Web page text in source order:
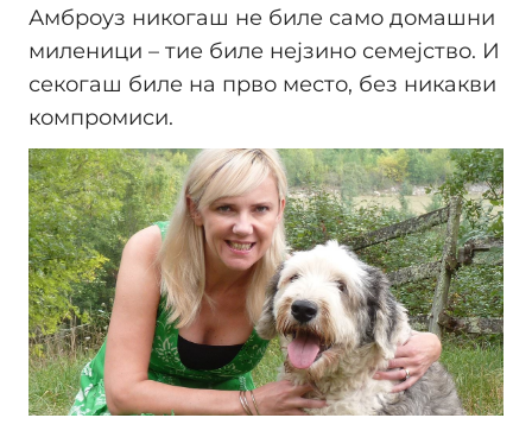
Амброуз никогаш не биле само домашни
миленици – тие биле нејзино семејство. И
секогаш биле на прво место, без никакви
компромиси.